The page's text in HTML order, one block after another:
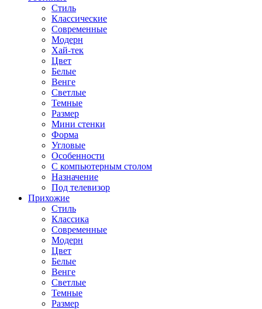
Стиль
Классические
Современные
Модерн
Хай-тек
Цвет
Белые
Венге
Светлые
Темные
Размер
Мини стенки
Форма
Угловые
Особенности
С компьютерным столом
Назначение
Под телевизор
Прихожие
Стиль
Классика
Современные
Модерн
Цвет
Белые
Венге
Светлые
Темные
Размер